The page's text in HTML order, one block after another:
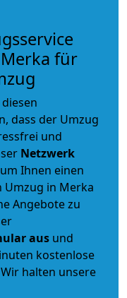
für
dass der Umzug
und
Netzwerk
Ihnen einen
Umzug in Merka
Angebote zu
aus und
kostenlose
halten unsere